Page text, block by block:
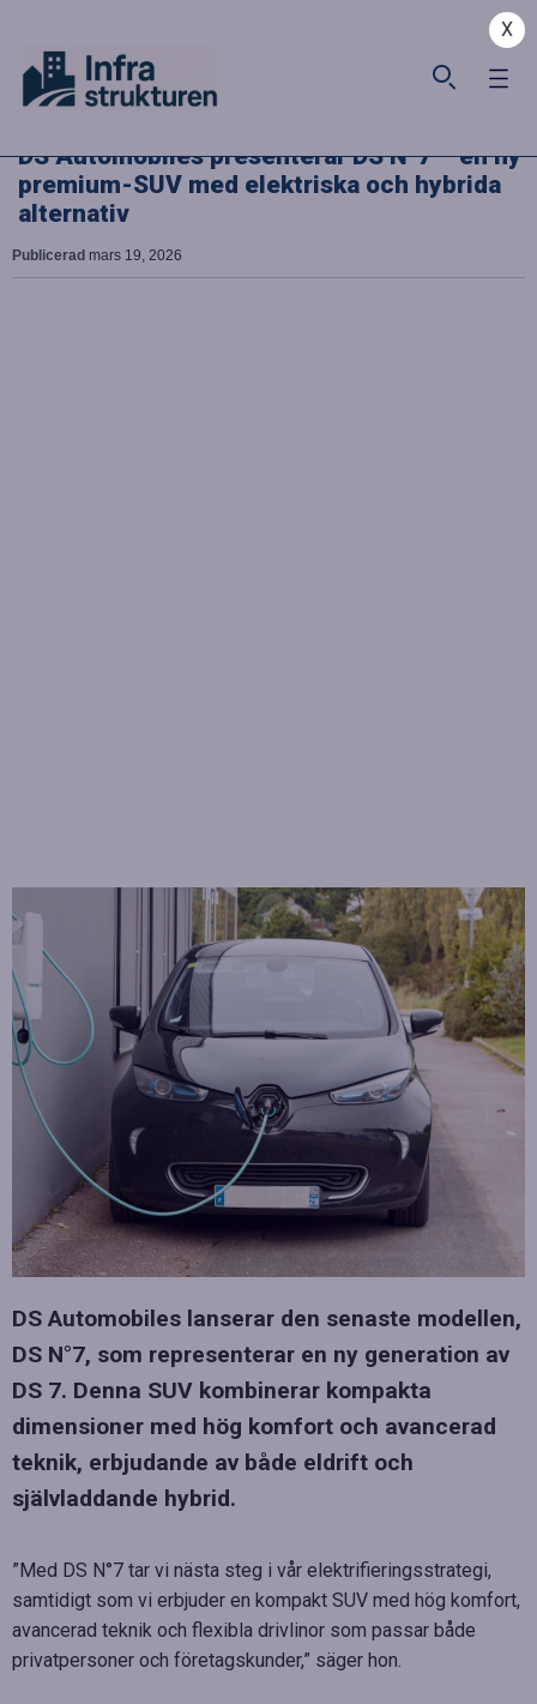
X
DS Automobiles presenterar DS N°7 – en ny
premium-SUV med elektriska och hybrida
alternativ
Publicerad mars 19, 2026
DS Automobiles lanserar den senaste modellen,
DS N°7, som representerar en ny generation av
DS 7. Denna SUV kombinerar kompakta
dimensioner med hög komfort och avancerad
teknik, erbjudande av både eldrift och
självladdande hybrid.
”Med DS N°7 tar vi nästa steg i vår elektrifieringsstrategi,
samtidigt som vi erbjuder en kompakt SUV med hög komfort,
avancerad teknik och flexibla drivlinor som passar både
privatpersoner och företagskunder,” säger hon.